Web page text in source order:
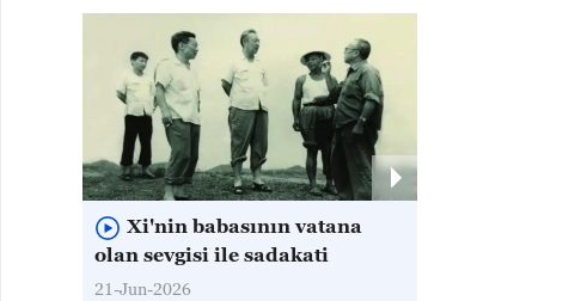
Xi'nin babasının vatana
olan sevgisi ile sadakati
21-Jun-2026